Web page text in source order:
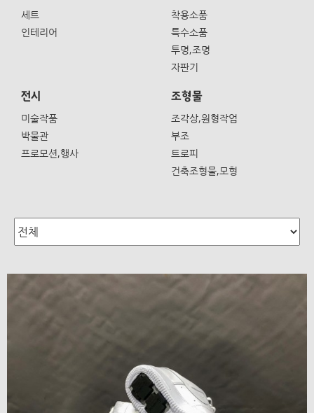
세트
인테리어
착용소품
특수소품
투명,조명
자판기
전시
미술작품
박물관
프로모션,행사
조형물
조각상,원형작업
부조
트로피
건축조형물,모형